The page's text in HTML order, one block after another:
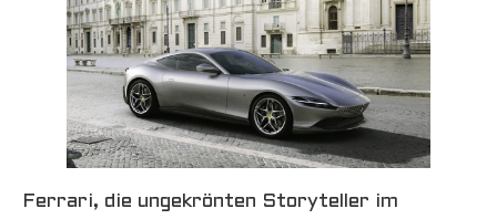
Ferrari, die ungekrönten Storyteller im